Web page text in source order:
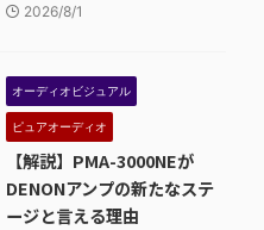
2026/8/1
オーディオビジュアル
ピュアオーディオ
【解説】PMA-3000NEが
DENONアンプの新たなステ
ージと言える理由